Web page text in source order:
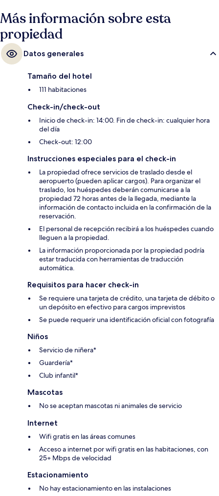
Más información sobre esta
propiedad
Datos generales
Tamaño del hotel
111 habitaciones
Check-in/check-out
Inicio de check-in: 14:00. Fin de check-in: cualquier hora
del día
Check-out: 12:00
Instrucciones especiales para el check-in
La propiedad ofrece servicios de traslado desde el
aeropuerto (pueden aplicar cargos). Para organizar el
traslado, los huéspedes deberán comunicarse a la
propiedad 72 horas antes de la llegada, mediante la
información de contacto incluida en la confirmación de la
reservación.
El personal de recepción recibirá a los huéspedes cuando
lleguen a la propiedad.
La información proporcionada por la propiedad podría
estar traducida con herramientas de traducción
automática.
Requisitos para hacer check-in
Se requiere una tarjeta de crédito, una tarjeta de débito o
un depósito en efectivo para cargos imprevistos
Se puede requerir una identificación oficial con fotografía
Niños
Servicio de niñera*
Guardería*
Club infantil*
Mascotas
No se aceptan mascotas ni animales de servicio
Internet
Wifi gratis en las áreas comunes
Acceso a internet por wifi gratis en las habitaciones, con
25+ Mbps de velocidad
Estacionamiento
No hay estacionamiento en las instalaciones